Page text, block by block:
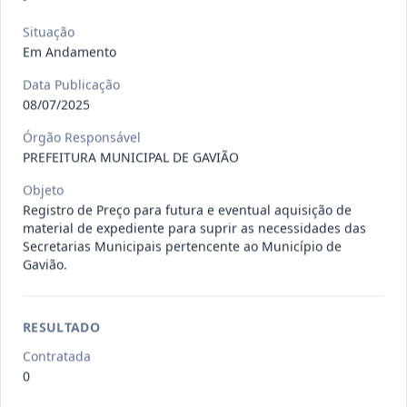
027-2026-
Dispensa
CONTRATAÇÃO DE EMPRESA PARA
EQUIPAMEN
Data :29/07/2026
026-2026-
DL
Dispensa
Contratação de empresa para o
fornecimento de insumos odonto...
Situação
Em Andamento
Data Publicação
08/07/2025
Órgão Responsável
PREFEITURA MUNICIPAL DE GAVIÃO
Objeto
Registro de Preço para futura e eventual aquisição de
material de expediente para suprir as necessidades das
Secretarias Municipais pertencente ao Município de
Gavião.
RESULTADO
Contratada
0